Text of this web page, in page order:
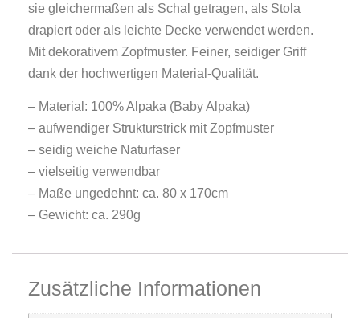
sie gleichermaßen als Schal getragen, als Stola
drapiert oder als leichte Decke verwendet werden.
Mit dekorativem Zopfmuster. Feiner, seidiger Griff
dank der hochwertigen Material-Qualität.
– Material: 100% Alpaka (Baby Alpaka)
– aufwendiger Strukturstrick mit Zopfmuster
– seidig weiche Naturfaser
– vielseitig verwendbar
– Maße ungedehnt: ca. 80 x 170cm
– Gewicht: ca. 290g
Zusätzliche Informationen